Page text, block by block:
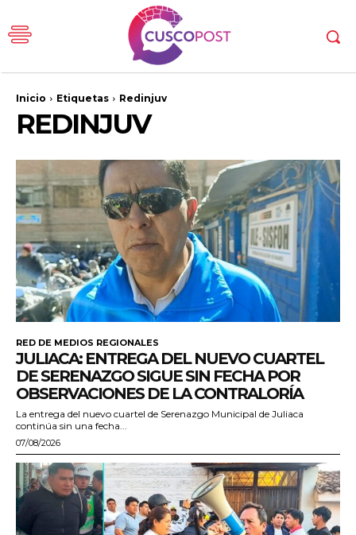
Inicio Etiquetas Redinjuv
REDINJUV
RED DE MEDIOS REGIONALES
JULIACA: ENTREGA DEL NUEVO CUARTEL
DE SERENAZGO SIGUE SIN FECHA POR
OBSERVACIONES DE LA CONTRALORÍA
La entrega del nuevo cuartel de Serenazgo Municipal de Juliaca
continúa sin una fecha...
07/08/2026